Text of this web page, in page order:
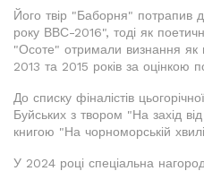
Його твір "Баборня" потрапив
року ВВС-2016", тоді як
"Осоте" отримали визнання як
2013 та 2015 років за оцінкою
До списку фіналістів
Буйських з твором "На захід
книгою "На чорноморській
У 2024 році спеціальна